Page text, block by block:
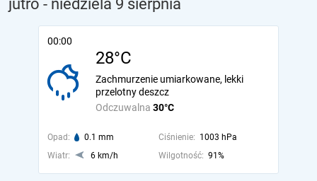
jutro - niedziela 9 sierpnia
00:00
28°C
Odczuwalna 30°C
Zachmurzenie umiarkowane, lekki
przelotny deszcz
Opad: 0.1 mm Ciśnienie: 1003 hPa
Wiatr:
6 km/h Wilgotność: 91%